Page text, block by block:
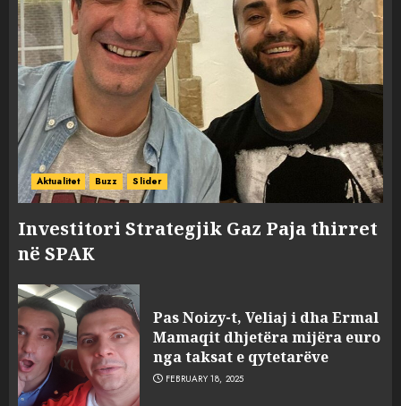
Aktualitet Buzz Slider
Investitori Strategjik Gaz Paja thirret
në SPAK
Pas Noizy-t, Veliaj i dha Ermal
Mamaqit dhjetëra mijëra euro
nga taksat e qytetarëve
FEBRUARY 18, 2025